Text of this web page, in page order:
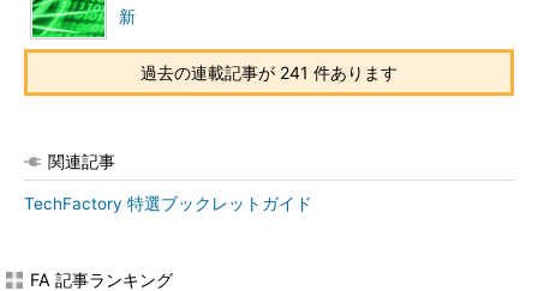
新
過去の連載記事が 241 件あります
関連記事
TechFactory 特選ブックレットガイド
FA 記事ランキング